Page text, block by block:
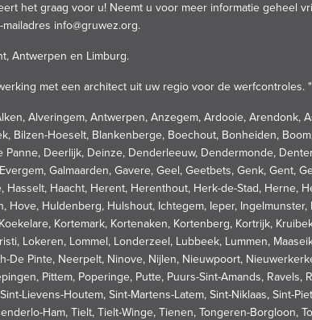
het graag voor u! Neemt u voor meer informatie geheel
info@gruwez.org.
Antwerpen en Limburg.
met een architect uit uw regio voor de werfcontroles. "
Alveringem, Antwerpen, Anzegem, Ardooie, Arendonk,
Bilzen-Hoeselt, Blankenberge, Boechout, Bonheiden,
Deerlijk, Deinze, Denderleeuw, Dendermonde,
Galmaarden, Gavere, Geel, Geetbets, Genk, Gent,
Haacht, Herent, Herenthout, Herk-de-Stad, Herne,
Huldenberg, Hulshout, Ichtegem, Ieper,
Kortemark, Kortenaken, Kortenberg, Kortrijk,
Lokeren, Lommel, Londerzeel, Lubbeek, Lummen,
De Pinte, Neerpelt, Ninove, Nijlen, Nieuwpoort,
Pittem, Poperinge, Putte, Puurs-Sint-Amands, Ravels,
Lievens-Houtem, Sint-Martens-Latem, Sint-Niklaas, Sint-
Ham, Tielt, Tielt-Winge, Tienen, Tongeren-Borgloon,